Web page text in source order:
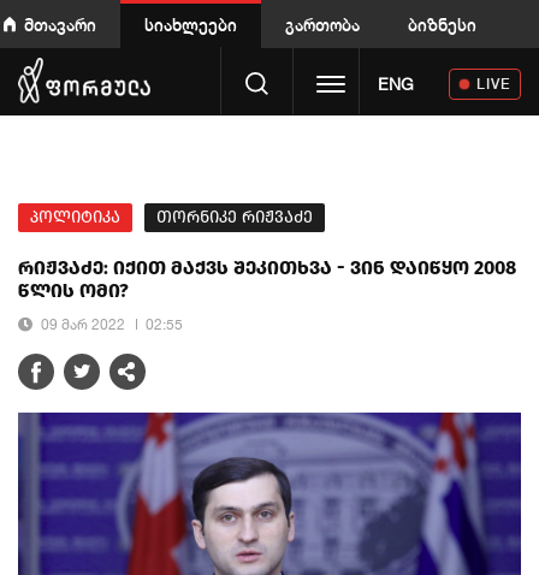
მთავარი სიახლეები გართობა ბიზნესი
Toggle navigation
ENG LIVE
პოლიტიკა თორნიკე რიჟვაძე
რიჟვაძე: იქით მაქვს შეკითხვა - ვინ დაიწყო 2008
წლის ომი?
09 მარ 2022 02:55